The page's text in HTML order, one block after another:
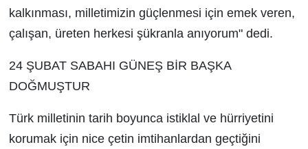
kalkınması, milletimizin güçlenmesi için emek veren,
çalışan, üreten herkesi şükranla anıyorum" dedi.
24 ŞUBAT SABAHI GÜNEŞ BİR BAŞKA
DOĞMUŞTUR
Türk milletinin tarih boyunca istiklal ve hürriyetini
korumak için nice çetin imtihanlardan geçtiğini